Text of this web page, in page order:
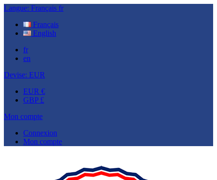
Langue: Français fr
Français
English
fr
en
Devise: EUR
EUR €
GBP £
Mon compte
Connexion
Mon compte